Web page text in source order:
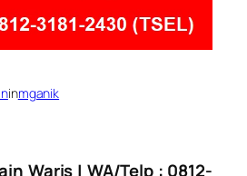
inmganik
Waris | WA/Telp : 0812-